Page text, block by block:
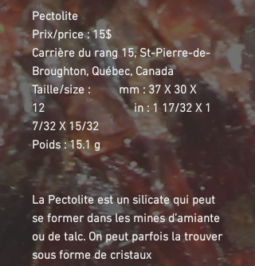
Pectolite
Prix/price : 15$
Carrière du rang 15, St-Pierre-de-
Broughton, Québec, Canada
Taille/size : mm : 37 X 30 X
12 in : 1 17/32 X 1
7/32 X 15/32
Poids : 15.1 g
La Pectolite est un silicate qui peut
se former dans les mines d’amiante
ou de talc. On peut parfois la trouver
sous forme de cristaux